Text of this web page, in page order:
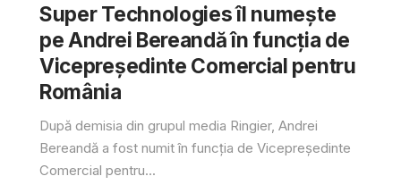
Super Technologies îl numește
pe Andrei Bereandă în funcția de
Vicepreședinte Comercial pentru
România
După demisia din grupul media Ringier, Andrei
Bereandă a fost numit în funcția de Vicepreședinte
Comercial pentru...